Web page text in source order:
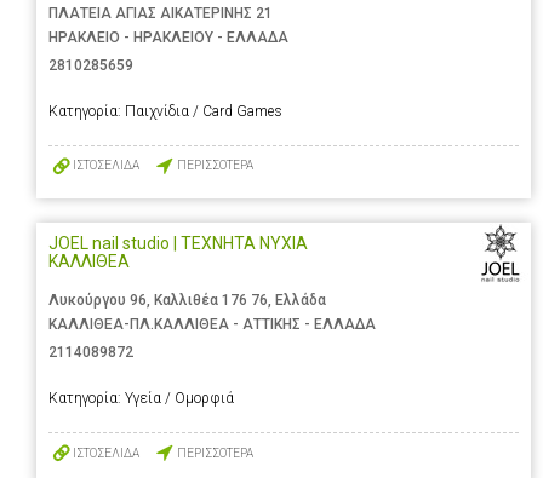
ΠΛΑΤΕΙΑ ΑΓΙΑΣ ΑΙΚΑΤΕΡΙΝΗΣ 21
ΗΡΑΚΛΕΙΟ - ΗΡΑΚΛΕΙΟΥ - ΕΛΛΑΔΑ
2810285659
Κατηγορία: Παιχνίδια / Card Games
ΙΣΤΟΣΕΛΙΔΑ ΠΕΡΙΣΣΟΤΕΡΑ
JOEL nail studio | ΤΕΧΝΗΤΑ ΝΥΧΙΑ
ΚΑΛΛΙΘΕΑ
Λυκούργου 96, Καλλιθέα 176 76, Ελλάδα
ΚΑΛΛΙΘΕΑ-ΠΛ.ΚΑΛΛΙΘΕΑ - ΑΤΤΙΚΗΣ - ΕΛΛΑΔΑ
2114089872
Κατηγορία: Υγεία / Ομορφιά
ΙΣΤΟΣΕΛΙΔΑ ΠΕΡΙΣΣΟΤΕΡΑ